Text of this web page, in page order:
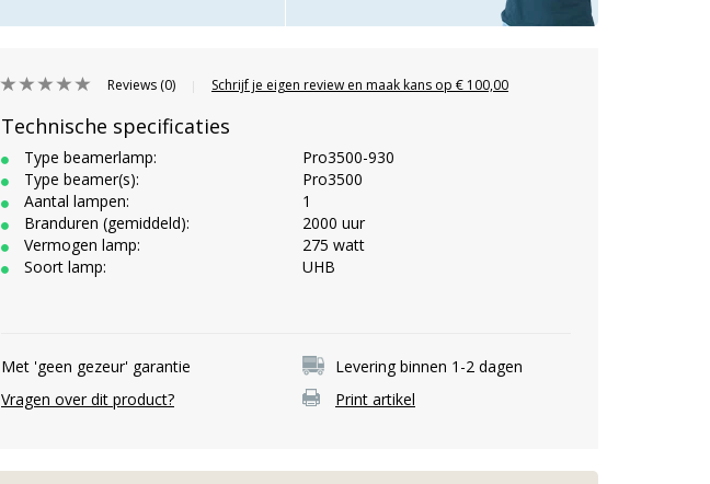
Reviews (0) Schrijf je eigen review en maak kans op € 100,00
Technische specificaties
Type beamerlamp:
Pro3500-930
Type beamer(s):
Pro3500
Aantal lampen:
1
Branduren (gemiddeld):
2000 uur
Vermogen lamp:
275 watt
Soort lamp:
UHB
Met 'geen gezeur' garantie
Levering binnen 1-2 dagen
Vragen over dit product?
Print artikel